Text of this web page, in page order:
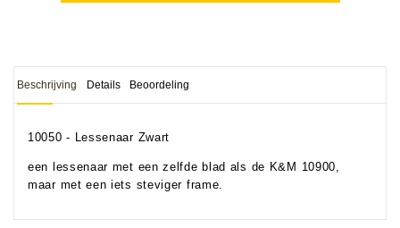
Beschrijving Details Beoordeling
10050 - Lessenaar Zwart
een lessenaar met een zelfde blad als de K&M 10900,
maar met een iets steviger frame.